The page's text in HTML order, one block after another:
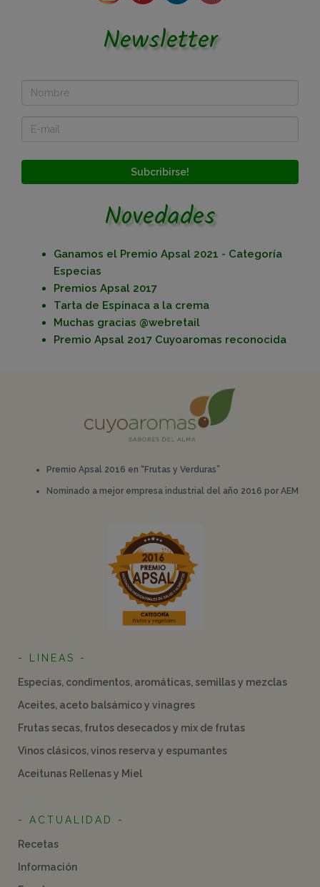
Newsletter
Subcribirse!
Novedades
Ganamos el Premio Apsal 2021 - Categoría
Especias
Premios Apsal 2017
Tarta de Espinaca a la crema
Muchas gracias @webretail
Premio Apsal 2o17 Cuyoaromas reconocida
Premio Apsal 2016 en “Frutas y Verduras”
Nominado a mejor empresa industrial del año 2016 por AEM
- LINEAS -
Especias, condimentos, aromáticas, semillas y mezclas
Aceites, aceto balsámico y vinagres
Frutas secas, frutos desecados y mix de frutas
Vinos clásicos, vinos reserva y espumantes
Aceitunas Rellenas y Miel
- ACTUALIDAD -
Recetas
Información